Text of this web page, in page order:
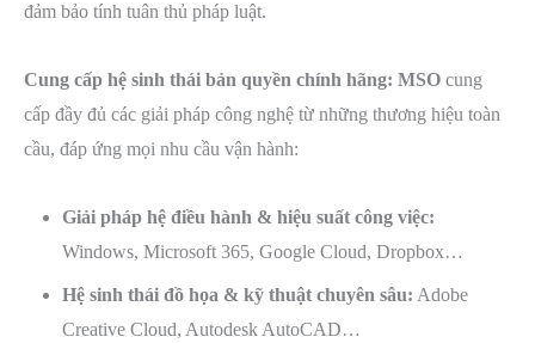
đảm bảo tính tuân thủ pháp luật.
Cung cấp hệ sinh thái bản quyền chính hãng: MSO cung
cấp đầy đủ các giải pháp công nghệ từ những thương hiệu toàn
cầu, đáp ứng mọi nhu cầu vận hành:
Giải pháp hệ điều hành & hiệu suất công việc:
Windows, Microsoft 365, Google Cloud, Dropbox…
Hệ sinh thái đồ họa & kỹ thuật chuyên sâu: Adobe
Creative Cloud, Autodesk AutoCAD…